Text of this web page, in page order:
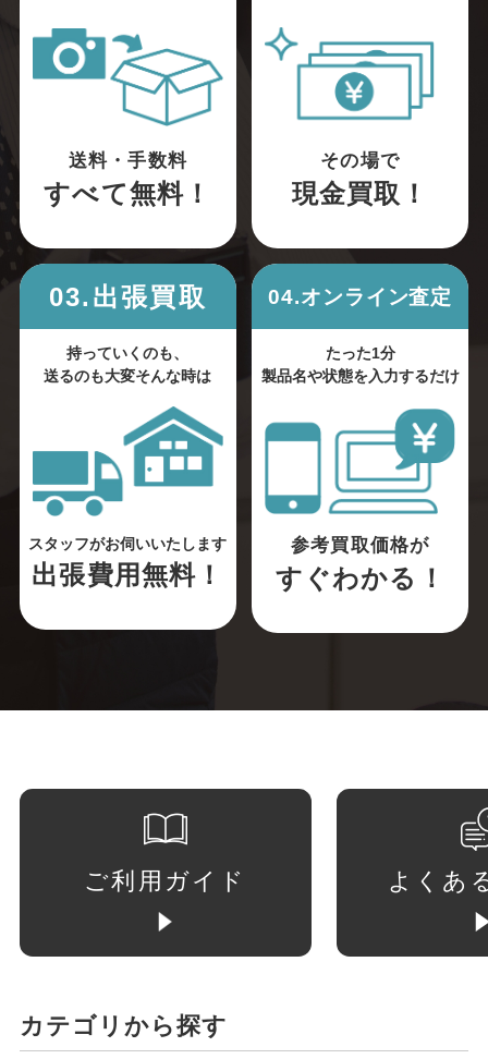
送料・手数料
すべて無料！
その場で
現金買取！
03.出張買取
持っていくのも、
送るのも大変そんな時は
スタッフがお伺いいたします
出張費用無料！
04.オンライン査定
たった1分
製品名や状態を入力するだけ
参考買取価格が
すぐわかる！
ご利用ガイド よくあ
カテゴリから探す